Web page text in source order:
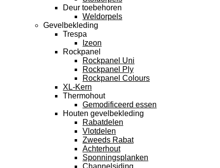
Deur toebehoren
Weldorpels
Gevelbekleding
Trespa
Izeon
Rockpanel
Rockpanel Uni
Rockpanel Ply
Rockpanel Colours
XL-Kern
Thermohout
Gemodificeerd essen
Houten gevelbekleding
Rabatdelen
Vlotdelen
Zweeds Rabat
Achterhout
Sponningsplanken